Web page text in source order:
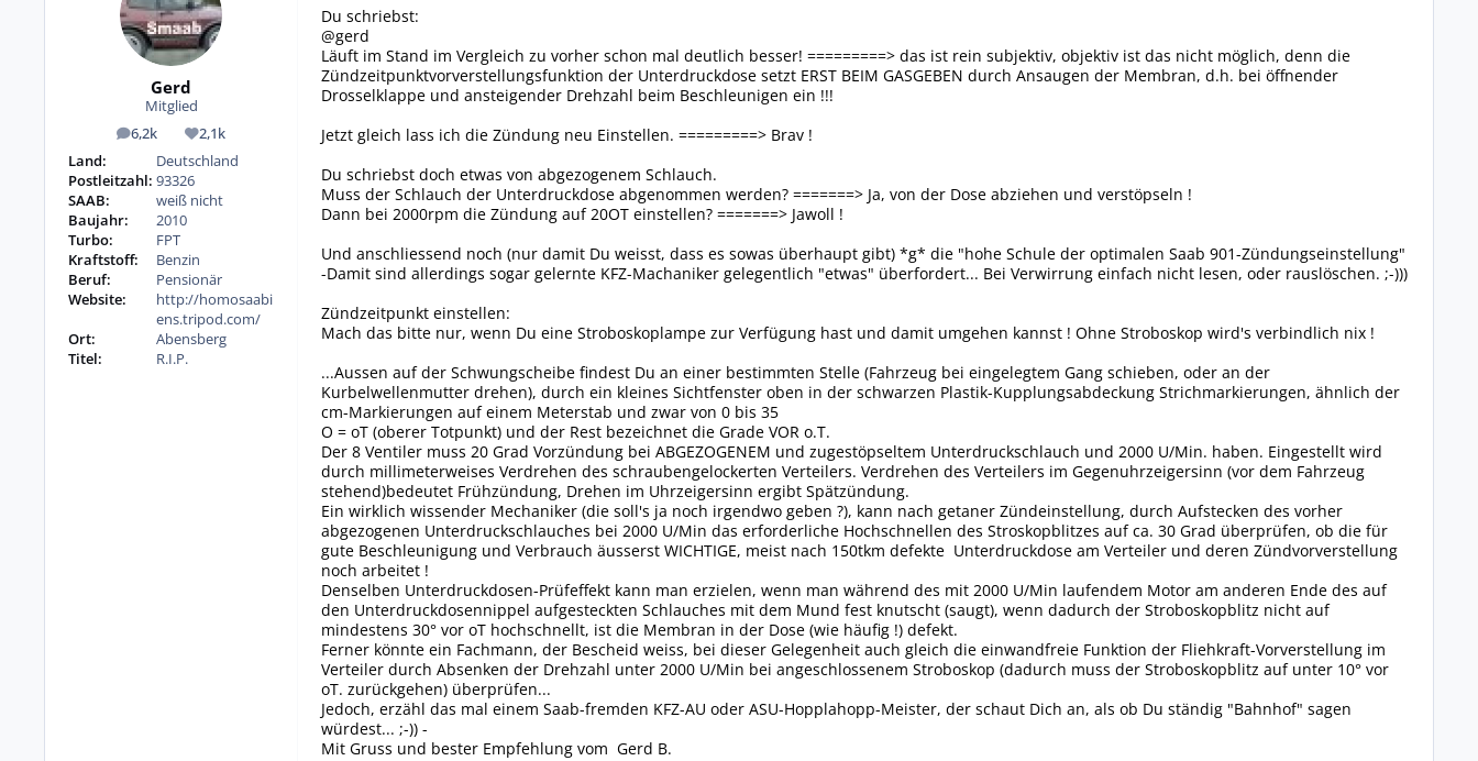
Gerd
Mitglied
6,2k
Beiträge 2,1k
Reputation
Land:
Deutschland
Postleitzahl: 93326
SAAB:
weiß nicht
Baujahr:
2010
Turbo:
FPT
Kraftstoff:
Benzin
Beruf:
Pensionär
Website:
http://homosaabi
ens.tripod.com/
Ort:
Abensberg
Titel:
R.I.P.
Du schriebst:
@gerd
Läuft im Stand im Vergleich zu vorher schon mal deutlich besser! =========> das ist rein subjektiv, objektiv ist das nicht möglich, denn die
Zündzeitpunktvorverstellungsfunktion der Unterdruckdose setzt ERST BEIM GASGEBEN durch Ansaugen der Membran, d.h. bei öffnender
Drosselklappe und ansteigender Drehzahl beim Beschleunigen ein !!!
Jetzt gleich lass ich die Zündung neu Einstellen. =========> Brav !
Du schriebst doch etwas von abgezogenem Schlauch.
Muss der Schlauch der Unterdruckdose abgenommen werden? =======> Ja, von der Dose abziehen und verstöpseln !
Dann bei 2000rpm die Zündung auf 20OT einstellen? =======> Jawoll !
Und anschliessend noch (nur damit Du weisst, dass es sowas überhaupt gibt) *g* die "hohe Schule der optimalen Saab 901-Zündungseinstellung"
-Damit sind allerdings sogar gelernte KFZ-Machaniker gelegentlich "etwas" überfordert... Bei Verwirrung einfach nicht lesen, oder rauslöschen. ;-)))
Zündzeitpunkt einstellen:
Mach das bitte nur, wenn Du eine Stroboskoplampe zur Verfügung hast und damit umgehen kannst ! Ohne Stroboskop wird's verbindlich nix !
...Aussen auf der Schwungscheibe findest Du an einer bestimmten Stelle (Fahrzeug bei eingelegtem Gang schieben, oder an der
Kurbelwellenmutter drehen), durch ein kleines Sichtfenster oben in der schwarzen Plastik-Kupplungsabdeckung Strichmarkierungen, ähnlich der
cm-Markierungen auf einem Meterstab und zwar von 0 bis 35
O = oT (oberer Totpunkt) und der Rest bezeichnet die Grade VOR o.T.
Der 8 Ventiler muss 20 Grad Vorzündung bei ABGEZOGENEM und zugestöpseltem Unterdruckschlauch und 2000 U/Min. haben. Eingestellt wird
durch millimeterweises Verdrehen des schraubengelockerten Verteilers. Verdrehen des Verteilers im Gegenuhrzeigersinn (vor dem Fahrzeug
stehend)bedeutet Frühzündung, Drehen im Uhrzeigersinn ergibt Spätzündung.
Ein wirklich wissender Mechaniker (die soll's ja noch irgendwo geben ?), kann nach getaner Zündeinstellung, durch Aufstecken des vorher
abgezogenen Unterdruckschlauches bei 2000 U/Min das erforderliche Hochschnellen des Stroskopblitzes auf ca. 30 Grad überprüfen, ob die für
gute Beschleunigung und Verbrauch äusserst WICHTIGE, meist nach 150tkm defekte Unterdruckdose am Verteiler und deren Zündvorverstellung
noch arbeitet !
Denselben Unterdruckdosen-Prüfeffekt kann man erzielen, wenn man während des mit 2000 U/Min laufendem Motor am anderen Ende des auf
den Unterdruckdosennippel aufgesteckten Schlauches mit dem Mund fest knutscht (saugt), wenn dadurch der Stroboskopblitz nicht auf
mindestens 30° vor oT hochschnellt, ist die Membran in der Dose (wie häufig !) defekt.
Ferner könnte ein Fachmann, der Bescheid weiss, bei dieser Gelegenheit auch gleich die einwandfreie Funktion der Fliehkraft-Vorverstellung im
Verteiler durch Absenken der Drehzahl unter 2000 U/Min bei angeschlossenem Stroboskop (dadurch muss der Stroboskopblitz auf unter 10° vor
oT. zurückgehen) überprüfen...
Jedoch, erzähl das mal einem Saab-fremden KFZ-AU oder ASU-Hopplahopp-Meister, der schaut Dich an, als ob Du ständig "Bahnhof" sagen
würdest... ;-)) -
Mit Gruss und bester Empfehlung vom Gerd B.